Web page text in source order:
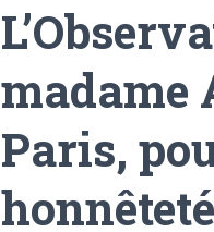
madame
Paris,